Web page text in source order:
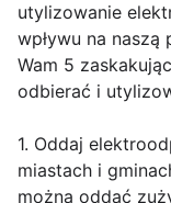
utylizowanie
wpływu na
Wam 5
odbierać i
1. Oddaj
miastach i
można oddać